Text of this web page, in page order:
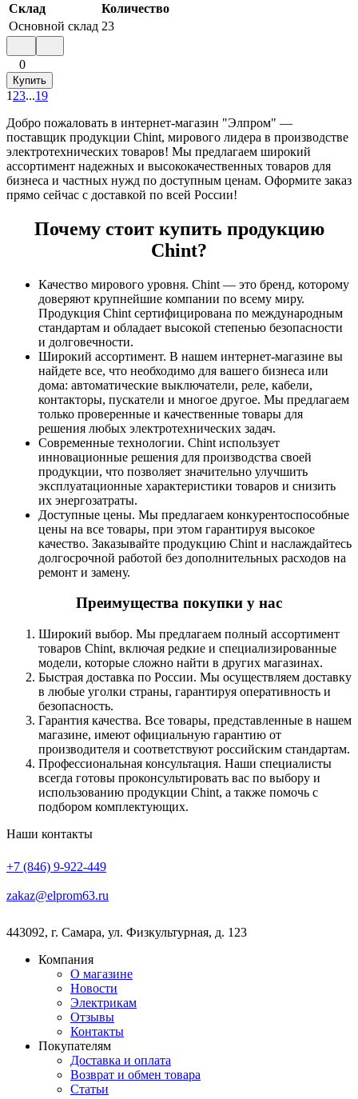
Склад
Количество
Основной склад 23
0
Купить
1 23...19
Добро пожаловать в интернет-магазин "Элпром" —
поставщик продукции Chint, мирового лидера в производстве
электротехнических товаров! Мы предлагаем широкий
ассортимент надежных и высококачественных товаров для
бизнеса и частных нужд по доступным ценам. Оформите заказ
прямо сейчас с доставкой по всей России!
Почему стоит купить продукцию
Chint?
Качество мирового уровня. Chint — это бренд, которому
доверяют крупнейшие компании по всему миру.
Продукция Chint сертифицирована по международным
стандартам и обладает высокой степенью безопасности
и долговечности.
Широкий ассортимент. В нашем интернет-магазине вы
найдете все, что необходимо для вашего бизнеса или
дома: автоматические выключатели, реле, кабели,
контакторы, пускатели и многое другое. Мы предлагаем
только проверенные и качественные товары для
решения любых электротехнических задач.
Современные технологии. Chint использует
инновационные решения для производства своей
продукции, что позволяет значительно улучшить
эксплуатационные характеристики товаров и снизить
их энергозатраты.
Доступные цены. Мы предлагаем конкурентоспособные
цены на все товары, при этом гарантируя высокое
качество. Заказывайте продукцию Chint и наслаждайтесь
долгосрочной работой без дополнительных расходов на
ремонт и замену.
Преимущества покупки у нас
Широкий выбор. Мы предлагаем полный ассортимент
товаров Chint, включая редкие и специализированные
модели, которые сложно найти в других магазинах.
Быстрая доставка по России. Мы осуществляем доставку
в любые уголки страны, гарантируя оперативность и
безопасность.
Гарантия качества. Все товары, представленные в нашем
магазине, имеют официальную гарантию от
производителя и соответствуют российским стандартам.
Профессиональная консультация. Наши специалисты
всегда готовы проконсультировать вас по выбору и
использованию продукции Chint, а также помочь с
подбором комплектующих.
Наши контакты
+7 (846) 9-922-449
zakaz@elprom63.ru
443092, г. Самара, ул. Физкультурная, д. 123
Компания
О магазине
Новости
Электрикам
Отзывы
Контакты
Покупателям
Доставка и оплата
Возврат и обмен товара
Статьи